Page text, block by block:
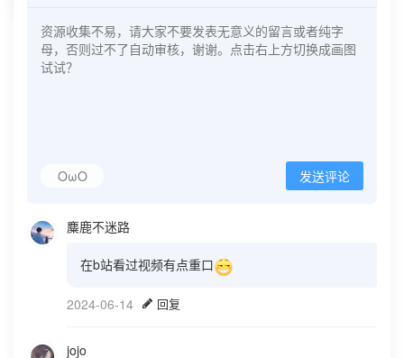
OωO 发送评论
麋鹿不迷路
在b站看过视频有点重口
2024-06-14 回复
jojo